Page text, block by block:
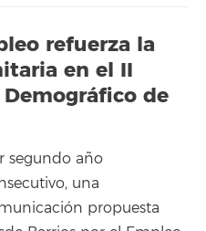
refuerza la
en el II
de
segundo año
una
propuesta